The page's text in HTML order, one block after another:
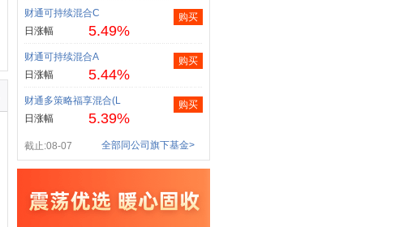
财通可持续混合C
日涨幅
5.49%
购买
财通可持续混合A
日涨幅
5.44%
购买
财通多策略福享混合(L
日涨幅
5.39%
购买
截止:08-07 全部同公司旗下基金>